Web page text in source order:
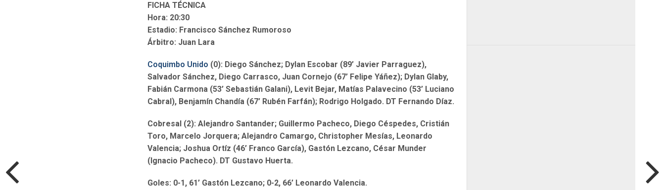
FICHA TÉCNICA
Hora: 20:30
Estadio: Francisco Sánchez Rumoroso
Árbitro: Juan Lara
Coquimbo Unido (0): Diego Sánchez; Dylan Escobar (89’ Javier Parraguez),
Salvador Sánchez, Diego Carrasco, Juan Cornejo (67’ Felipe Yáñez); Dylan Glaby,
Fabián Carmona (53’ Sebastián Galani), Levit Bejar, Matías Palavecino (53’ Luciano
Cabral), Benjamín Chandía (67’ Rubén Farfán); Rodrigo Holgado. DT Fernando Díaz.
Cobresal (2): Alejandro Santander; Guillermo Pacheco, Diego Céspedes, Cristián
Toro, Marcelo Jorquera; Alejandro Camargo, Christopher Mesías, Leonardo
Valencia; Joshua Ortíz (46’ Franco García), Gastón Lezcano, César Munder
(Ignacio Pacheco). DT Gustavo Huerta.
Goles: 0-1, 61’ Gastón Lezcano; 0-2, 66’ Leonardo Valencia.